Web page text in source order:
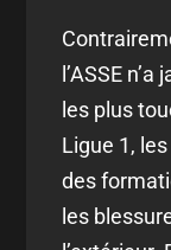
l’ASSE
les plus
Ligue 1,
des
les